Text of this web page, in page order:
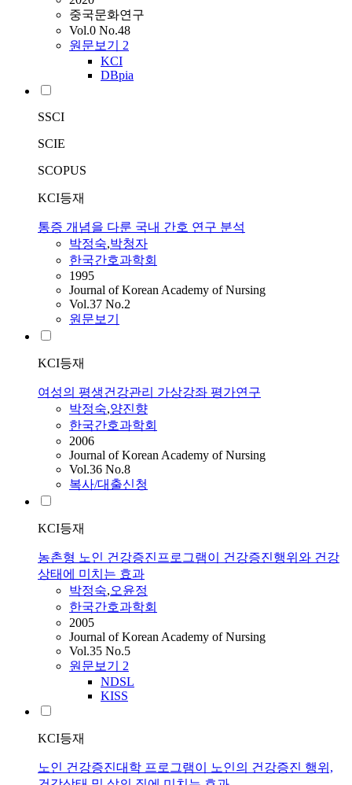
중국문화연구
Vol.0 No.48
원문보기 2
KCI
DBpia
SSCI
SCIE
SCOPUS
KCI등재
통증 개념을 다룬 국내 간호 연구 분석
박정숙,박청자
한국간호과학회
1995
Journal of Korean Academy of Nursing
Vol.37 No.2
원문보기
KCI등재
여성의 평생건강관리 가상강좌 평가연구
박정숙,양진향
한국간호과학회
2006
Journal of Korean Academy of Nursing
Vol.36 No.8
복사/대출신청
KCI등재
농촌형 노인 건강증진프로그램이 건강증진행위와 건강
상태에 미치는 효과
박정숙,오윤정
한국간호과학회
2005
Journal of Korean Academy of Nursing
Vol.35 No.5
원문보기 2
NDSL
KISS
KCI등재
노인 건강증진대학 프로그램이 노인의 건강증진 행위,